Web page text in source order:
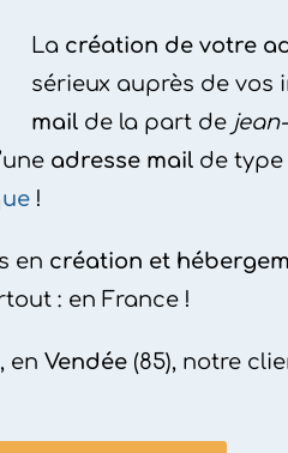
La création de votre
sérieux auprès de vos
mail de la part de
adresse mail de type
!
en création et
: en France !
, en Vendée (85), notre